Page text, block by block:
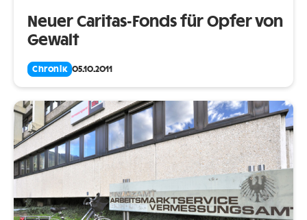
Neuer Caritas-Fonds für Opfer von
Gewalt
Chronik 05.10.2011